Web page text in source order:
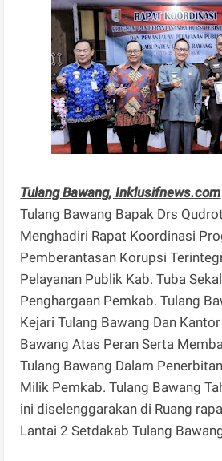
Tulang Bawang, Inklusifnews.com
Tulang Bawang Bapak Drs
Menghadiri Rapat Koordinasi
Pemberantasan Korupsi
Pelayanan Publik Kab. Tuba
Penghargaan Pemkab. Tulang
Kejari Tulang Bawang Dan
Bawang Atas Peran Serta
Tulang Bawang Dalam
Milik Pemkab. Tulang Bawang
ini diselenggarakan di Ruang
Lantai 2 Setdakab Tulang